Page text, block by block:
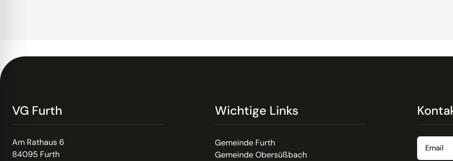
VG Furth
Am Rathaus 6
84095 Furth
Wichtige Links
Gemeinde Furth
Gemeinde Obersüßbach